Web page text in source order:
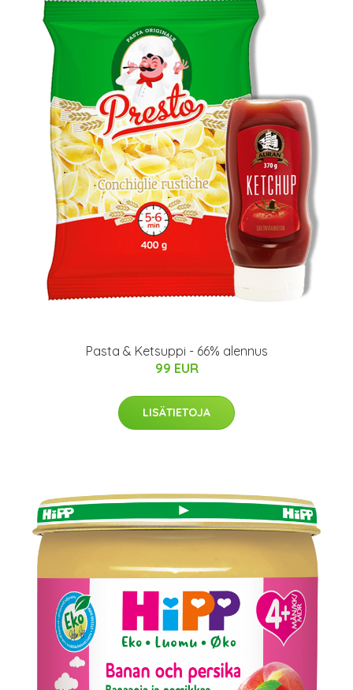
Pasta & Ketsuppi - 66% alennus
99 EUR
LISÄTIETOJA